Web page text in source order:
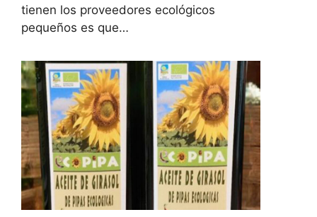
tienen los proveedores ecológicos
pequeños es que…